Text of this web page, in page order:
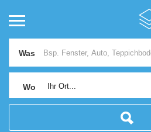
Was
Wo Ihr Ort...